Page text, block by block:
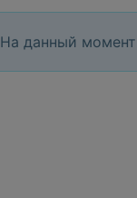
На данный